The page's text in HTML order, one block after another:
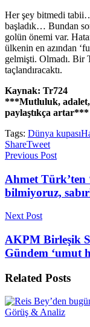
Her şey bitmedi
başladık… Bundan
golün önemi var.
ülkenin en azından
gelmişti. Olmadı. Bir
taçlandıracaktı.
Kaynak: Tr724
***Mutluluk, adalet,
paylaştıkça artar***
Tags: Dünya kupası
ShareTweet
Previous Post
Ahmet Türk’ten
bilmiyoruz,
Next Post
AKPM Birleşik
Gündem ‘umut
Related Posts
Görüş & Analiz